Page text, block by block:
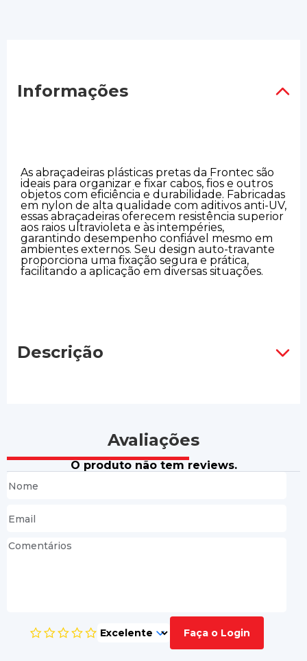
Informações
As abraçadeiras plásticas pretas da Frontec são
ideais para organizar e fixar cabos, fios e outros
objetos com eficiência e durabilidade. Fabricadas
em nylon de alta qualidade com aditivos anti-UV,
essas abraçadeiras oferecem resistência superior
aos raios ultravioleta e às intempéries,
garantindo desempenho confiável mesmo em
ambientes externos. Seu design auto-travante
proporciona uma fixação segura e prática,
facilitando a aplicação em diversas situações.
Descrição
Avaliações
O produto não tem reviews.
Faça o Login